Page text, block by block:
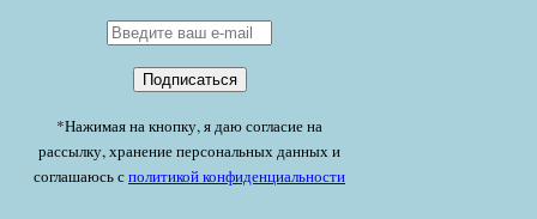
*Нажимая на кнопку, я даю согласие на
рассылку, хранение персональных данных и
соглашаюсь сполитикой конфиденциальности